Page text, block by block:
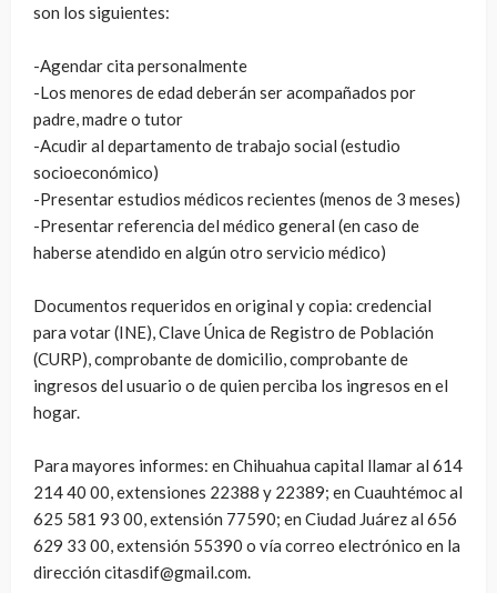
son los siguientes:
-Agendar cita personalmente
-Los menores de edad deberán ser acompañados por
padre, madre o tutor
-Acudir al departamento de trabajo social (estudio
socioeconómico)
-Presentar estudios médicos recientes (menos de 3 meses)
-Presentar referencia del médico general (en caso de
haberse atendido en algún otro servicio médico)
Documentos requeridos en original y copia: credencial
para votar (INE), Clave Única de Registro de Población
(CURP), comprobante de domicilio, comprobante de
ingresos del usuario o de quien perciba los ingresos en el
hogar.
Para mayores informes: en Chihuahua capital llamar al 614
214 40 00, extensiones 22388 y 22389; en Cuauhtémoc al
625 581 93 00, extensión 77590; en Ciudad Juárez al 656
629 33 00, extensión 55390 o vía correo electrónico en la
dirección citasdif@gmail.com.